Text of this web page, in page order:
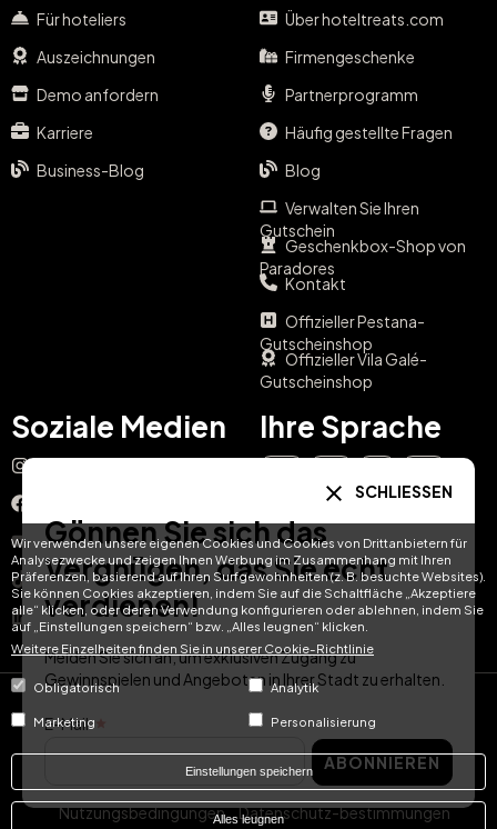
Wir verwenden unsere eigenen Cookies und Cookies von Drittanbietern für
Analysezwecke und zeigen Ihnen Werbung im Zusammenhang mit Ihren
Präferenzen, basierend auf Ihren Surfgewohnheiten (z. B. besuchte Websites).
Sie können Cookies akzeptieren, indem Sie auf die Schaltfläche „Akzeptiere
alle“ klicken, oder deren Verwendung konfigurieren oder ablehnen, indem Sie
auf „Einstellungen speichern“ bzw. „Alles leugnen“ klicken.
Weitere Einzelheiten finden Sie in unserer Cookie-Richtlinie
Obligatorisch Analytik
Marketing Personalisierung
Einstellungen speichern
Alles leugnen
Für hoteliers
Auszeichnungen
Demo anfordern
Karriere
Business-Blog
Über hoteltreats.com
Firmengeschenke
Partnerprogramm
Häufig gestellte Fragen
Blog
Verwalten Sie Ihren
Gutschein
Geschenkbox-Shop von
Paradores
Kontakt
Offizieller Pestana-
Gutscheinshop
Offizieller Vila Galé-
Gutscheinshop
Soziale Medien
YouTube
TikTok
LinkedIn
Ihre Sprache
DE FR
© Hotel Treats 2026
Tel: +34 871 51 00 40 (9:00 - 19:00 CEST)
Nutzungsbedingungen Datenschutz-bestimmungen
SCHLIESSEN
Gönnen Sie sich das
Vergnügen, das Sie echt
verdienen!
Melden Sie sich an, um exklusiven Zugang zu
Gewinnspielen und Angeboten in Ihrer Stadt zu erhalten.
E-Mail
ABONNIEREN